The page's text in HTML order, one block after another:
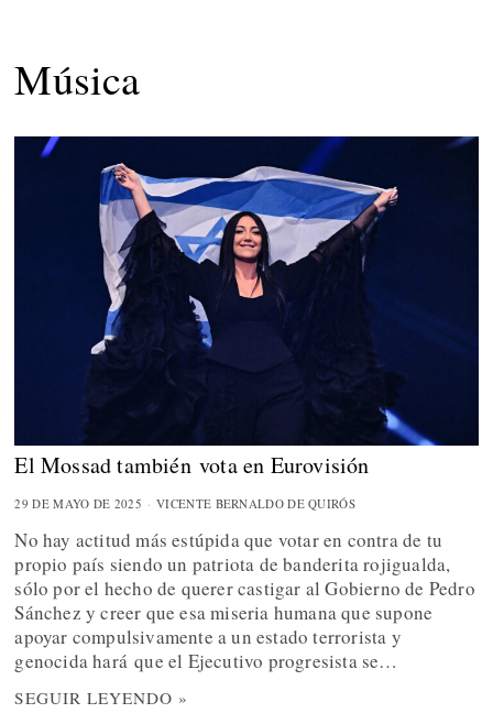
Música
El Mossad también vota en Eurovisión
29 DE MAYO DE 2025 VICENTE BERNALDO DE QUIRÓS
No hay actitud más estúpida que votar en contra de tu
propio país siendo un patriota de banderita rojigualda,
sólo por el hecho de querer castigar al Gobierno de Pedro
Sánchez y creer que esa miseria humana que supone
apoyar compulsivamente a un estado terrorista y
genocida hará que el Ejecutivo progresista se…
SEGUIR LEYENDO »